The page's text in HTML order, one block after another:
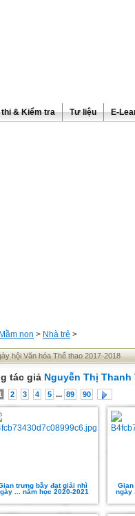
& Kiểm tra Tư liệu E-
Mầm non > Nhà trẻ >
hội Văn hóa Thể thao 2017-2018
tác giả Nguyễn Thị Thanh
2 3 4 5 ... 89 90
trưng bầy đạt giải nhì
... năm học 2020-2021
ngày